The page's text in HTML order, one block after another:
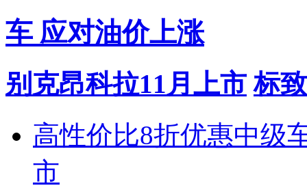
车 应对油价上涨
别克昂科拉11月上市 标
高性价比8折优惠中级
市